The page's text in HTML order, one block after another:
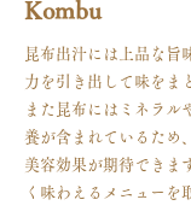
Kombu
昆布出汁には上品な旨
力を引き出して味をま
また昆布にはミネラル
養が含まれているため
美容効果が期待できま
く味わえるメニューを